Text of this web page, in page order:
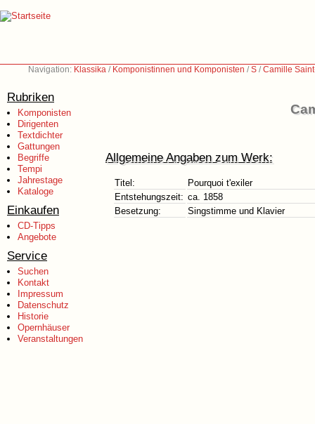
Navigation: Klassika / Komponistinnen und Komponisten /S /Camille
Rubriken
Komponisten
Dirigenten
Textdichter
Gattungen
Begriffe
Tempi
Jahrestage
Kataloge
Einkaufen
CD-Tipps
Angebote
Service
Suchen
Kontakt
Impressum
Datenschutz
Historie
Opernhäuser
Veranstaltungen
Allgemeine Angaben zum Werk:
Titel:
Pourquoi t'exiler
Entstehungszeit: ca. 1858
Besetzung:
Singstimme und Klavier